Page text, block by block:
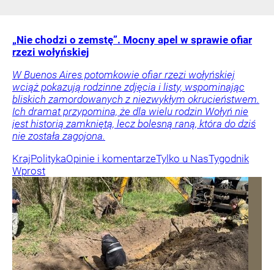
„Nie chodzi o zemstę”. Mocny apel w sprawie ofiar
rzezi wołyńskiej
W Buenos Aires potomkowie ofiar rzezi wołyńskiej
wciąż pokazują rodzinne zdjęcia i listy, wspominając
bliskich zamordowanych z niezwykłym okrucieństwem.
Ich dramat przypomina, że dla wielu rodzin Wołyń nie
jest historią zamkniętą, lecz bolesną raną, która do dziś
nie została zagojona.
KrajPolitykaOpinie i komentarzeTylko u NasTygodnik
Wprost